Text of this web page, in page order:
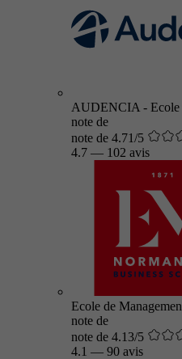
AUDENCIA - Ecole
note de
note de 4.71/5
4.7 — 102 avis
Ecole de
note de
note de 4.13/5
4.1 — 90 avis